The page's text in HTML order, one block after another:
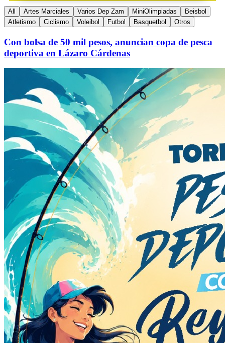
All Artes Marciales Varios Dep Zam MiniOlimpiadas
Beisbol
Atletismo
Ciclismo Voleibol Futbol Basquetbol Otros
Con bolsa de 50 mil pesos, anuncian copa de pesca
deportiva en Lázaro Cárdenas